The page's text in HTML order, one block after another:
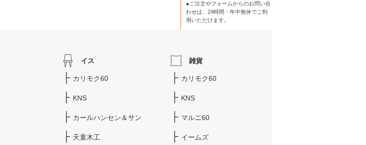
●ご注文やフォームからのお問い合
わせは、 24時間・年中無休でご利
用いただけます。
イス
カリモク60
KNS
カールハンセン＆サン
天童木工
雑貨
カリモク60
KNS
マルニ60
イームズ